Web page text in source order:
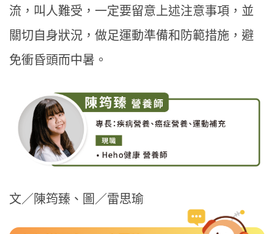
流，叫人難受，一定要留意上述注意事項，並
關切自身狀況，做足運動準備和防範措施，避
免衝昏頭而中暑。
文／陳筠臻、圖／雷思瑜